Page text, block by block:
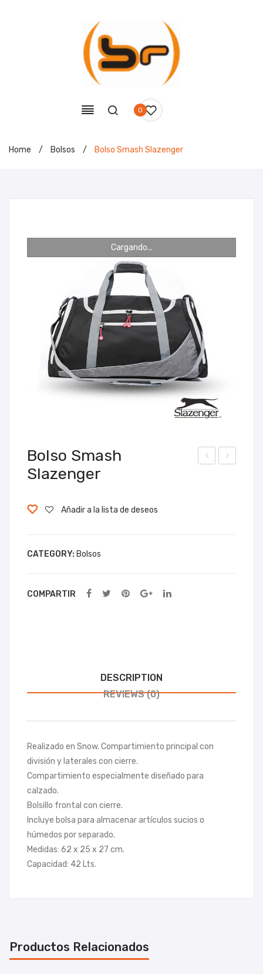
0
Home / Bolsos / Bolso Smash Slazenger
Cargando...
Bolso Smash
Slazenger
Añadir a la lista de deseos
CATEGORY: Bolsos
COMPARTIR
DESCRIPTION
REVIEWS (0)
Realizado en Snow. Compartimiento principal con
división y laterales con cierre.
Compartimiento especialmente diseñado para
calzado.
Bolsillo frontal con cierre.
Incluye bolsa para almacenar artículos sucios o
húmedos por separado.
Medidas: 62 x 25 x 27 cm.
Capacidad: 42 Lts.
Productos Relacionados